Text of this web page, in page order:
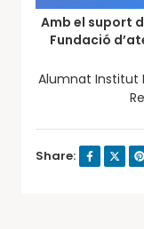
Amb el suport
Fundació
Alumnat Institut
Share: